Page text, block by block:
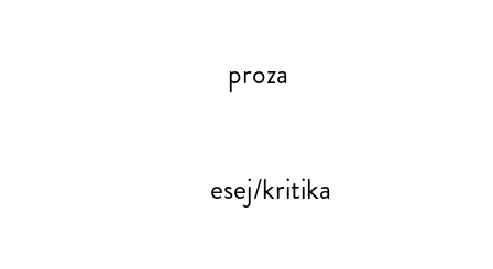
proza
esej/kritika